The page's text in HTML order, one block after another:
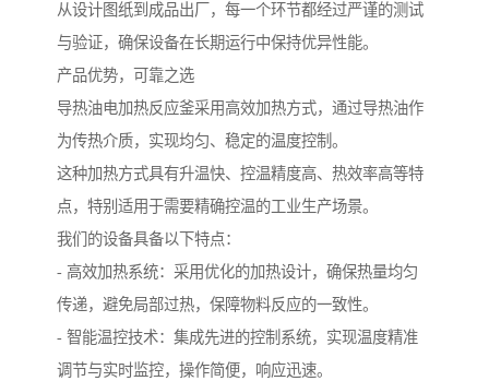
从设计图纸到成品出厂，每一个环节都经过严谨的测试
与验证，确保设备在长期运行中保持优异性能。
产品优势，可靠之选
导热油电加热反应釜采用高效加热方式，通过导热油作
为传热介质，实现均匀、稳定的温度控制。
这种加热方式具有升温快、控温精度高、热效率高等特
点，特别适用于需要精确控温的工业生产场景。
我们的设备具备以下特点：
- 高效加热系统：采用优化的加热设计，确保热量均匀
传递，避免局部过热，保障物料反应的一致性。
- 智能温控技术：集成先进的控制系统，实现温度精准
调节与实时监控，操作简便，响应迅速。